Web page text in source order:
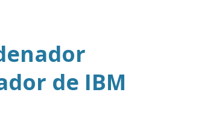
de IBM